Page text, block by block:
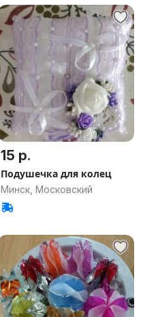
15 р.
Подушечка для колец
Минск, Московский